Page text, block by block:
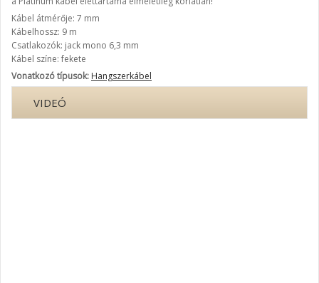
Kábel átmérője: 7 mm
Kábelhossz: 9 m
Csatlakozók: jack mono 6,3 mm
Kábel színe: fekete
Vonatkozó típusok: Hangszerkábel
VIDEÓ